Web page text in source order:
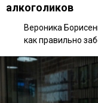
алкоголиков
Вероника
как правильно